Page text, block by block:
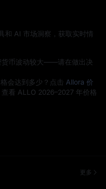
和 AI 市场洞察，获取实时情
货币波动较大——请在做出决
会达到多少？点击 Allora 价
查看 ALLO 2026–2027 年价格
更多